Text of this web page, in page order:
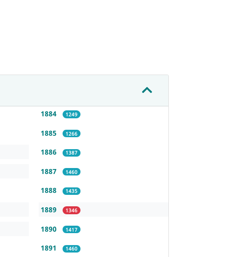
1884 1249
1885 1266
1886 1387
1887 1460
1888 1435
1889 1346
1890 1417
1891 1460